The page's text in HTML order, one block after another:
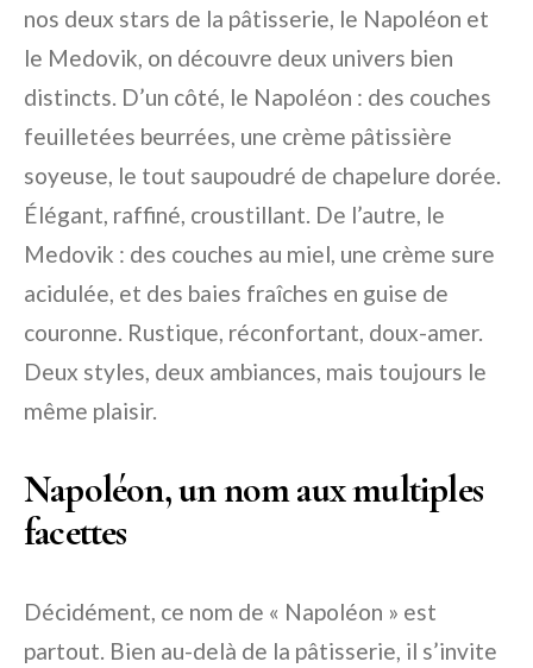
nos deux stars de la pâtisserie, le Napoléon et
le Medovik, on découvre deux univers bien
distincts. D’un côté, le Napoléon : des couches
feuilletées beurrées, une crème pâtissière
soyeuse, le tout saupoudré de chapelure dorée.
Élégant, raffiné, croustillant. De l’autre, le
Medovik : des couches au miel, une crème sure
acidulée, et des baies fraîches en guise de
couronne. Rustique, réconfortant, doux-amer.
Deux styles, deux ambiances, mais toujours le
même plaisir.
Napoléon, un nom aux multiples
facettes
Décidément, ce nom de « Napoléon » est
partout. Bien au-delà de la pâtisserie, il s’invite